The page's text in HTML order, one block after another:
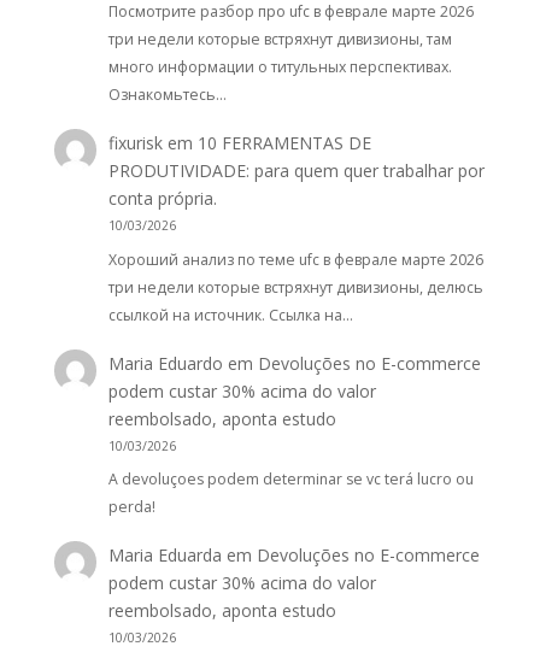
Посмотрите разбор про ufc в феврале марте 2026
три недели которые встряхнут дивизионы, там
много информации о титульных перспективах.
Ознакомьтесь…
fixurisk em 10 FERRAMENTAS DE
PRODUTIVIDADE: para quem quer trabalhar por
conta própria.
10/03/2026
Хороший анализ по теме ufc в феврале марте 2026
три недели которые встряхнут дивизионы, делюсь
ссылкой на источник. Ссылка на…
Maria Eduardo em Devoluções no E-commerce
podem custar 30% acima do valor
reembolsado, aponta estudo
10/03/2026
A devoluçoes podem determinar se vc terá lucro ou
perda!
Maria Eduarda em Devoluções no E-commerce
podem custar 30% acima do valor
reembolsado, aponta estudo
10/03/2026